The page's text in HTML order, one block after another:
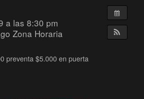
a las 8:30 pm
Zona Horaria
preventa $5.000 en puerta